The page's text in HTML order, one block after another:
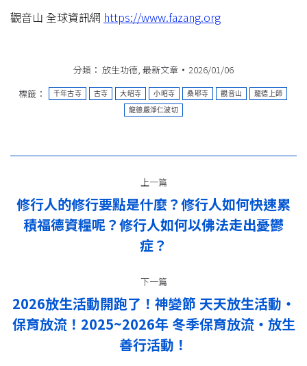
觀音山 全球資訊網 https://www.fazang.org
分類： 放生功德, 最新文章
2026/01/06
標籤：
千年古寺 古寺 大昭寺 小昭寺 桑耶寺 觀音山 龍德上師
龍德嚴淨仁波切
章
导
上一篇
上
一
修行人的修行要點是什麼？修行人如何快速累
積福德資糧呢？修行人如何以佛法走出憂鬱
症？
下一篇
下
一
2026放生活動開跑了！神變節 天天放生活動‧
保育放流！2025~2026年 冬季保育放流‧放生
善行活動！